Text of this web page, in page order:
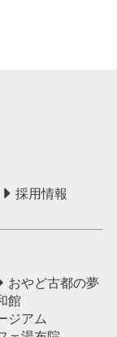
採用情報
おやど古都の夢
館
ジアム